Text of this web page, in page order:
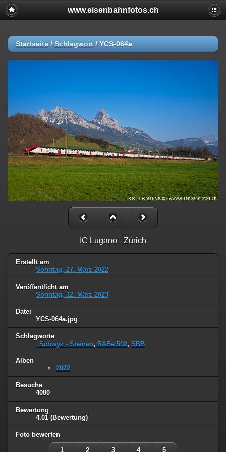
www.eisenbahnfotos.ch
Startseite / Schlagwort / YCS-064a
IC Lugano - Zürich
Erstellt am
Sonntag, 27. März 2022
Veröffentlicht am
Sonntag, 12. März 2023
Datei
YCS-064a.jpg
Schlagworte
_Schwyz - Steinen, RABe 502, SBB
Alben
2022
Besuche
4080
Bewertung
4.01 (Bewertung)
Foto bewerten
1 2 3 4 5